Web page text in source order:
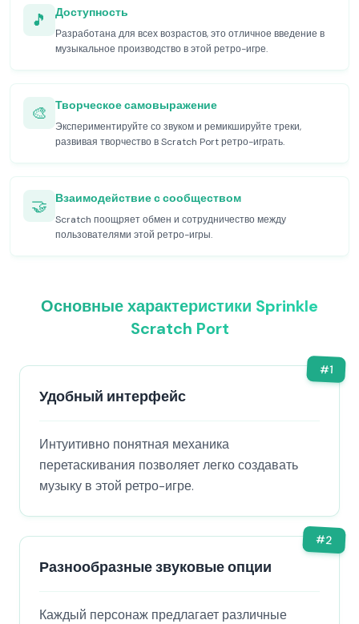
🎵 Доступность
Разработана для всех возрастов, это отличное введение в
музыкальное производство в этой ретро-игре.
🎨 Творческое самовыражение
Экспериментируйте со звуком и ремикшируйте треки,
развивая творчество в Scratch Port ретро-играть.
🤝 Взаимодействие с сообществом
Scratch поощряет обмен и сотрудничество между
пользователями этой ретро-игры.
Основные характеристики Sprinkle
Scratch Port
#1
Удобный интерфейс
Интуитивно понятная механика
перетаскивания позволяет легко создавать
музыку в этой ретро-игре.
#2
Разнообразные звуковые опции
Каждый персонаж предлагает различные